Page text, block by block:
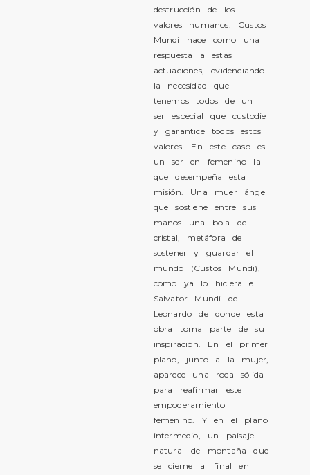
destrucción de los
valores humanos. Custos
Mundi nace como una
respuesta a estas
actuaciones, evidenciando
la necesidad que
tenemos todos de un
ser especial que custodie
y garantice todos estos
valores. En este caso es
un ser en femenino la
que desempeña esta
misión. Una muer ángel
que sostiene entre sus
manos una bola de
cristal, metáfora de
sostener y guardar el
mundo (Custos Mundi),
como ya lo hiciera el
Salvator Mundi de
Leonardo de donde esta
obra toma parte de su
inspiración. En el primer
plano, junto a la mujer,
aparece una roca sólida
para reafirmar este
empoderamiento
femenino. Y en el plano
intermedio, un paisaje
natural de montaña que
se cierne al final en